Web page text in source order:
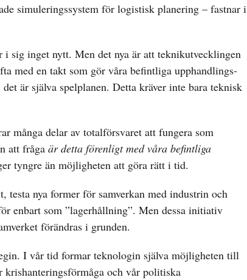
simuleringssystem för logistisk planering – fastnar i
sig inget nytt. Men det nya är att teknikutvecklingen
med en takt som gör våra befintliga upphandlings-
är själva spelplanen. Detta kräver inte bara teknisk
många delar av totalförsvaret att fungera som
att fråga är detta förenligt med våra befintliga
tyngre än möjligheten att göra rätt i tid.
testa nya former för samverkan med industrin och
enbart som ”lagerhållning”. Men dessa initiativ
förändras i grunden.
I vår tid formar teknologin själva möjligheten till
krishanteringsförmåga och vår politiska